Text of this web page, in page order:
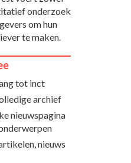
onderzoek
om hun
te maken.
tot inct
archief
nieuwspagina
nieuws